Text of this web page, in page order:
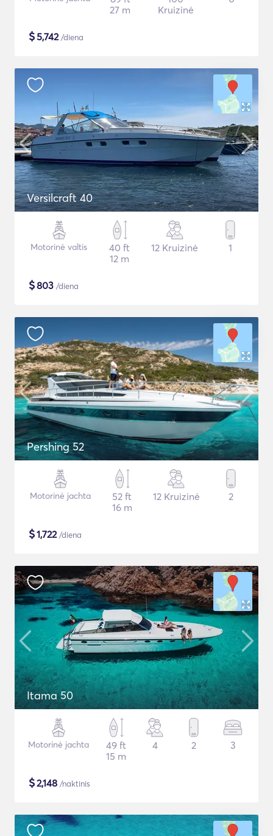
27 m
Kruizinė
$5,742/diena
Versilcraft 40
Motorinė valtis
40 ft
12 m
12 Kruizinė 1
$803 /diena
Pershing 52
Motorinė jachta
52 ft
16 m
12 Kruizinė 2
$1,722/diena
Itama 50
Motorinė jachta
49 ft
15 m
4 2 3
$2,148 /naktinis